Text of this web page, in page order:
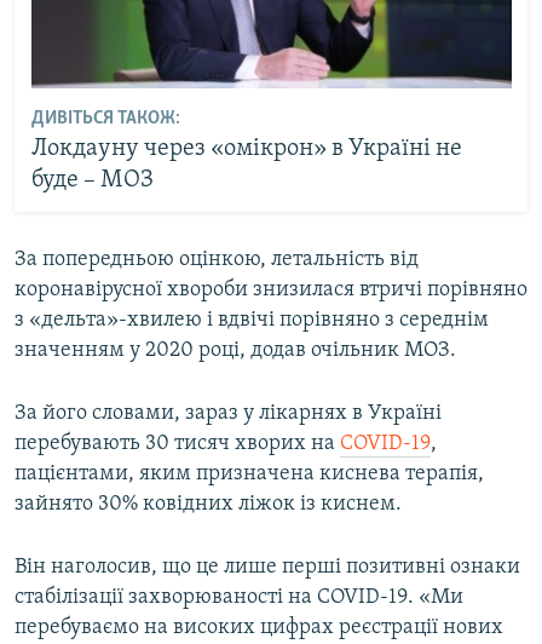
ДИВІТЬСЯ ТАКОЖ:
Локдауну через «омікрон» в Україні не
буде – МОЗ
За попередньою оцінкою, летальність від
коронавірусної хвороби знизилася втричі порівняно
з «дельта»-хвилею і вдвічі порівняно з середнім
значенням у 2020 році, додав очільник МОЗ.
За його словами, зараз у лікарнях в Україні
перебувають 30 тисяч хворих на COVID-19,
пацієнтами, яким призначена киснева терапія,
зайнято 30% ковідних ліжок із киснем.
Він наголосив, що це лише перші позитивні ознаки
стабілізації захворюваності на COVID-19. «Ми
перебуваємо на високих цифрах реєстрації нових